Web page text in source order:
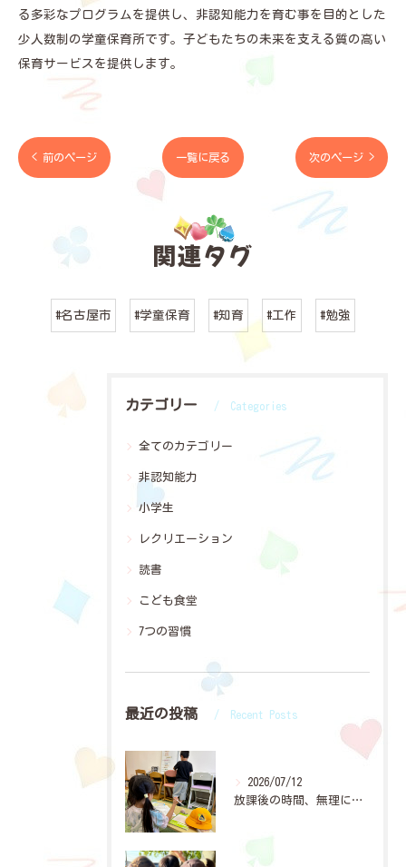
る多彩なプログラムを提供し、非認知能力を育む事を目的とした
少人数制の学童保育所です。子どもたちの未来を支える質の高い
保育サービスを提供します。
< 前のページ 一覧に戻る 次のページ >
関連タグ
#名古屋市 #学童保育 #知育 #工作 #勉強
カテゴリー Categories
全てのカテゴリー
非認知能力
小学生
レクリエーション
読書
こども食堂
7つの習慣
最近の投稿 Recent Posts
2026/07/12
放課後の時間、無理に「宿題やって」と言わなくても大丈夫👌✨